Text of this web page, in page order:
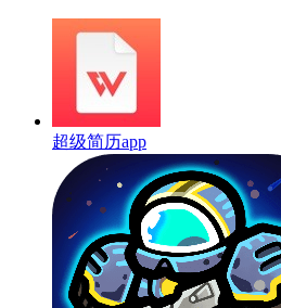
超级简历app